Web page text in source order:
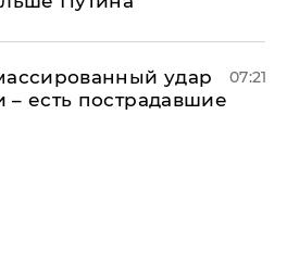
удар
есть пострадавшие
07:21